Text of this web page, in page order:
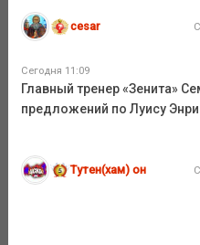
cesar
Сегодня 11:09
Главный тренер «Зенита»
предложений по Луису
Тутен(хам) он